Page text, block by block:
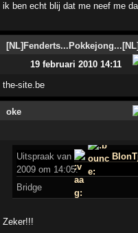
ik ben echt blij dat me neef me
[NL]Fenderts...Pokkejong...[NL]
19 februari 2010 14:11
the-site.be
oke
Uitspraak van
2009 om 14:05:
Bridge
Zeker!!!